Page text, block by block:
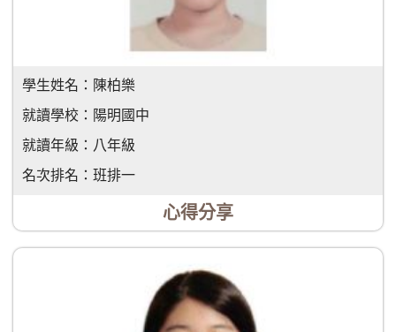
學生姓名： 陳柏樂
就讀學校： 陽明國中
就讀年級： 八年級
名次排名： 班排一
心得分享